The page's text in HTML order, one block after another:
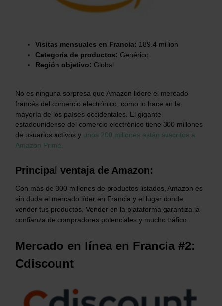
Visitas mensuales en Francia: 189.4 million
Categoría de productos: Genérico
Región objetivo: Global
No es ninguna sorpresa que Amazon lidere el mercado
francés del comercio electrónico, como lo hace en la
mayoría de los países occidentales. El gigante
estadounidense del comercio electrónico tiene 300 millones
de usuarios activos y unos 200 millones están suscritos a
Amazon Prime.
Principal ventaja de Amazon:
Con más de 300 millones de productos listados, Amazon es
sin duda el mercado líder en Francia y el lugar donde
vender tus productos. Vender en la plataforma garantiza la
confianza de compradores potenciales y mucho tráfico.
Mercado en línea en Francia #2:
Cdiscount